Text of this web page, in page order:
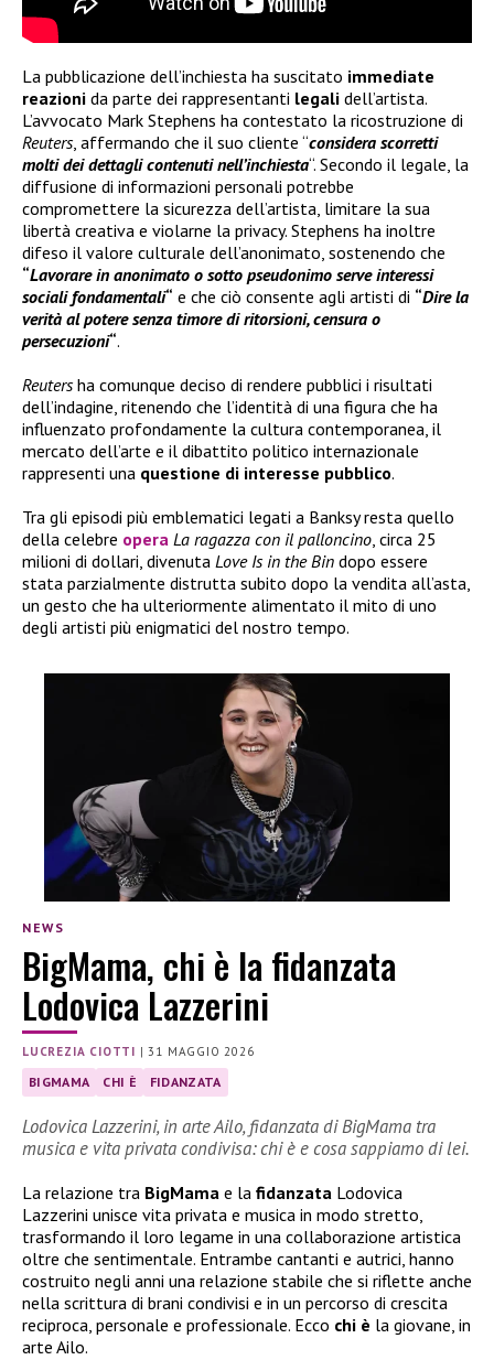
La pubblicazione dell’inchiesta ha suscitato immediate
reazioni da parte dei rappresentanti legali dell’artista.
L’avvocato Mark Stephens ha contestato la ricostruzione di
Reuters, affermando che il suo cliente “considera scorretti
molti dei dettagli contenuti nell’inchiesta“. Secondo il legale, la
diffusione di informazioni personali potrebbe
compromettere la sicurezza dell’artista, limitare la sua
libertà creativa e violarne la privacy. Stephens ha inoltre
difeso il valore culturale dell’anonimato, sostenendo che
“Lavorare in anonimato o sotto pseudonimo serve interessi
sociali fondamentali“ e che ciò consente agli artisti di “Dire la
verità al potere senza timore di ritorsioni, censura o
persecuzioni“.
Reutersha comunque deciso di rendere pubblici i risultati
dell’indagine, ritenendo che l’identità di una figura che ha
influenzato profondamente la cultura contemporanea, il
mercato dell’arte e il dibattito politico internazionale
rappresenti una questione di interesse pubblico.
Tra gli episodi più emblematici legati a Banksy resta quello
della celebre opera La ragazza con il palloncino, circa 25
milioni di dollari, divenuta Love Is in the Bin dopo essere
stata parzialmente distrutta subito dopo la vendita all’asta,
un gesto che ha ulteriormente alimentato il mito di uno
degli artisti più enigmatici del nostro tempo.
NEWS
BigMama, chi è la fidanzata
Lodovica Lazzerini
LUCREZIA CIOTTI |31 MAGGIO 2026
BIGMAMA CHI È FIDANZATA
Lodovica Lazzerini, in arte Ailo, fidanzata di BigMama tra
musica e vita privata condivisa: chi è e cosa sappiamo di lei.
La relazione tra BigMama e la fidanzata Lodovica
Lazzerini unisce vita privata e musica in modo stretto,
trasformando il loro legame in una collaborazione artistica
oltre che sentimentale. Entrambe cantanti e autrici, hanno
costruito negli anni una relazione stabile che si riflette anche
nella scrittura di brani condivisi e in un percorso di crescita
reciproca, personale e professionale. Ecco chi è la giovane, in
arte Ailo.